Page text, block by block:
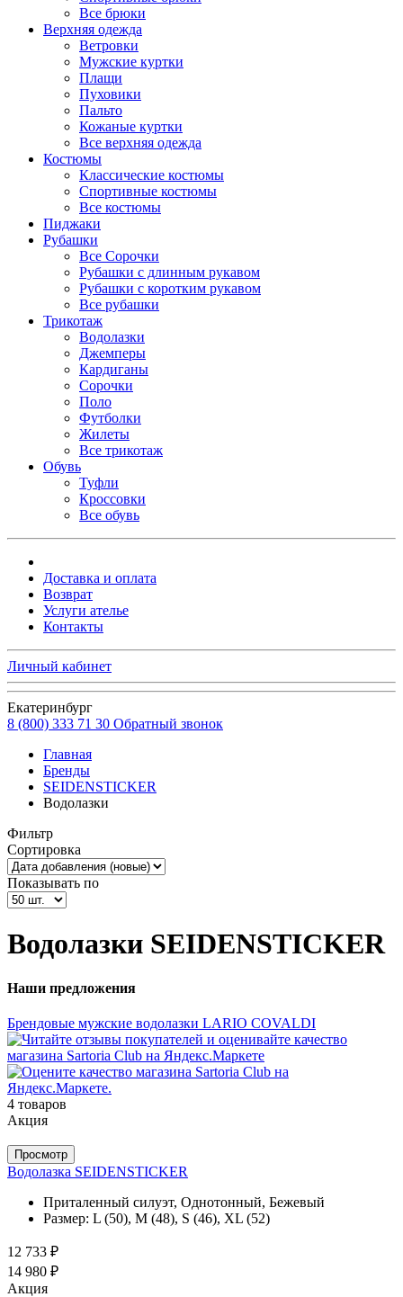
Все брюки
Верхняя одежда
Ветровки
Мужские куртки
Плащи
Пуховики
Пальто
Кожаные куртки
Все верхняя одежда
Костюмы
Классические костюмы
Спортивные костюмы
Все костюмы
Пиджаки
Рубашки
Все Сорочки
Рубашки с длинным рукавом
Рубашки с коротким рукавом
Все рубашки
Трикотаж
Водолазки
Джемперы
Кардиганы
Сорочки
Поло
Футболки
Жилеты
Все трикотаж
Обувь
Туфли
Кроссовки
Все обувь
Доставка и оплата
Возврат
Услуги ателье
Контакты
Личный кабинет
Екатеринбург
8 (800) 333 71 30 Обратный звонок
Главная
Бренды
SEIDENSTICKER
Водолазки
Фильтр
Сортировка
Показывать по
Водолазки SEIDENSTICKER
Наши предложения
Брендовые мужские водолазки LARIO COVALDI
4 товаров
Акция
Просмотр
Водолазка SEIDENSTICKER
Приталенный силуэт, Однотонный, Бежевый
Размер: L (50), M (48), S (46), XL (52)
12 733 ₽
14 980 ₽
Акция